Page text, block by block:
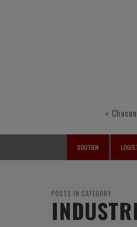
«
SOUTIEN
TERRE
AIR
POSTS IN CATEGORY